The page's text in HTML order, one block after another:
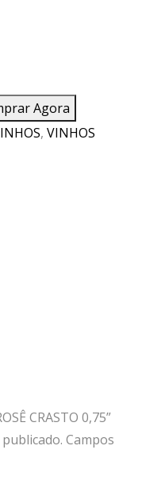
Agora
, VINHOS
CRASTO 0,75”
Campos